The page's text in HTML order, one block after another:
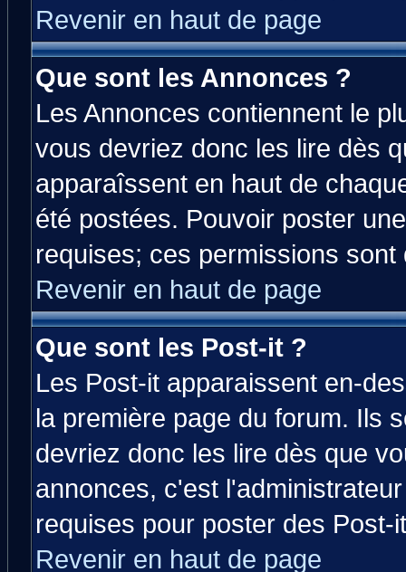
Revenir en haut de page
Que sont les Annonces ?
Les Annonces contiennent le
vous devriez donc les lire dès
apparaîssent en haut de
été postées. Pouvoir poster
requises; ces permissions
Revenir en haut de page
Que sont les Post-it ?
Les Post-it apparaissent en-
la première page du forum. Ils
devriez donc les lire dès que
annonces, c'est
requises pour poster des Post-
Revenir en haut de page